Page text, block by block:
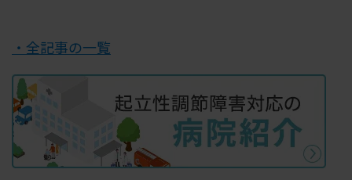
・全記事の一覧